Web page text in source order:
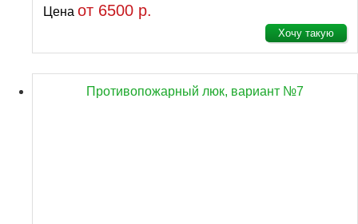
Цена от 6500 р.
Хочу такую
Противопожарный люк, вариант №7